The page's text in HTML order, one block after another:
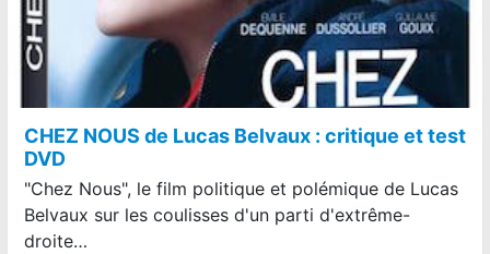
CHEZ NOUS de Lucas Belvaux : critique et test
DVD
"Chez Nous", le film politique et polémique de Lucas
Belvaux sur les coulisses d'un parti d'extrême-
droite…